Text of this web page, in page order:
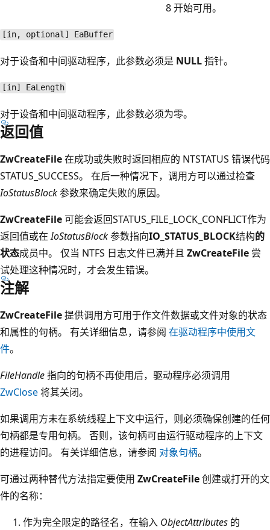
8 开始可用。
[in, optional] EaBuffer
对于设备和中间驱动程序，此参数必须是 NULL指针。
[in] EaLength
对于设备和中间驱动程序，此参数必须为零。
返回值
ZwCreateFile在成功或失败时返回相应的 NTSTATUS 错误代码
STATUS_SUCCESS。 在后一种情况下，调用方可以通过检查
IoStatusBlock参数来确定失败的原因。
ZwCreateFile可能会返回STATUS_FILE_LOCK_CONFLICT作为
返回值或在IoStatusBlock参数指向IO_STATUS_BLOCK结构的
状态成员中。 仅当 NTFS 日志文件已满并且 ZwCreateFile 尝
试处理这种情况时，才会发生错误。
注解
ZwCreateFile提供调用方可用于作文件数据或文件对象的状态
和属性的句柄。 有关详细信息，请参阅 在驱动程序中使用文
件。
FileHandle指向的句柄不再使用后，驱动程序必须调用
ZwClose将其关闭。
如果调用方未在系统线程上下文中运行，则必须确保创建的任何
句柄都是专用句柄。 否则，该句柄可由运行驱动程序的上下文
的进程访问。 有关详细信息，请参阅 对象句柄。
可通过两种替代方法指定要使用 ZwCreateFile创建或打开的文
件的名称：
作为完全限定的路径名，在输入 ObjectAttributes 的